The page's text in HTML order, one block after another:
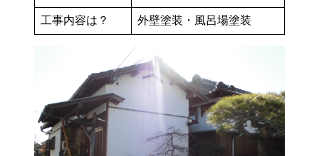
工事内容は？ 外壁塗装・風呂場塗装